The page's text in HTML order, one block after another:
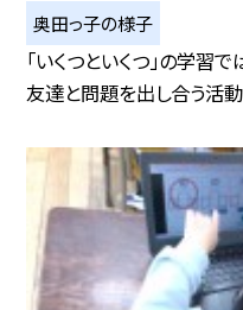
奥田っ子の様子
「いくつといくつ」の学習
友達と問題を出し合う活